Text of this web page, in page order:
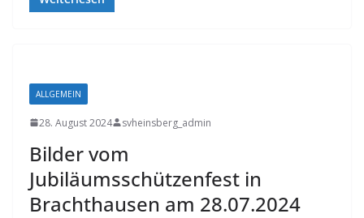
ALLGEMEIN
28. August 2024 svheinsberg_admin
Bilder vom
Jubiläumsschützenfest in
Brachthausen am 28.07.2024